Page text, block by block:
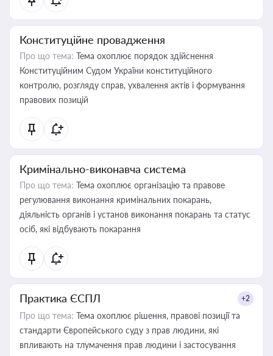
Конституційне провадження
Про що тема: Тема охоплює порядок здійснення
Конституційним Судом України конституційного
контролю, розгляду справ, ухвалення актів і формування
правових позицій
Кримінально-виконавча система
Про що тема: Тема охоплює організацію та правове
регулювання виконання кримінальних покарань,
діяльність органів і установ виконання покарань та статус
осіб, які відбувають покарання
Практика ЄСПЛ +2
Про що тема: Тема охоплює рішення, правові позиції та
стандарти Європейського суду з прав людини, які
впливають на тлумачення прав людини і застосування